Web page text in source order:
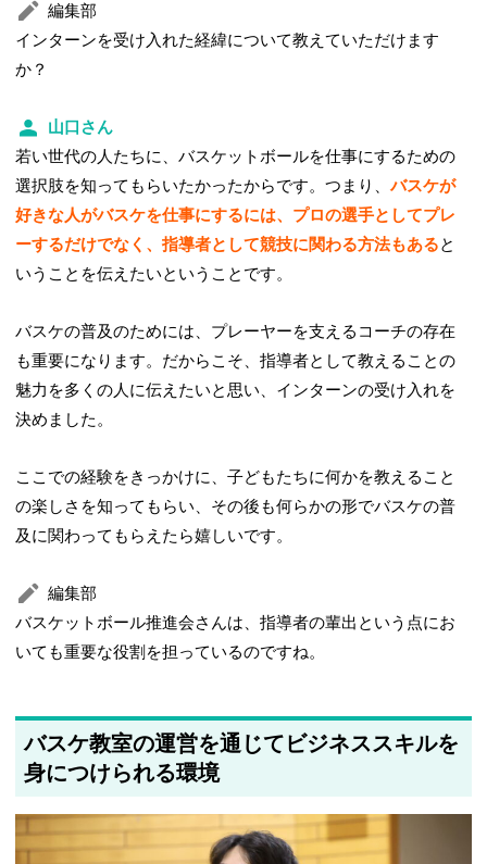
編集部
インターンを受け入れた経緯について教えていただけます
か？
山口さん
若い世代の人たちに、バスケットボールを仕事にするための
選択肢を知ってもらいたかったからです。つまり、バスケが
好きな人がバスケを仕事にするには、プロの選手としてプレ
ーするだけでなく、指導者として競技に関わる方法もあると
いうことを伝えたいということです。
バスケの普及のためには、プレーヤーを支えるコーチの存在
も重要になります。だからこそ、指導者として教えることの
魅力を多くの人に伝えたいと思い、インターンの受け入れを
決めました。
ここでの経験をきっかけに、子どもたちに何かを教えること
の楽しさを知ってもらい、その後も何らかの形でバスケの普
及に関わってもらえたら嬉しいです。
編集部
バスケットボール推進会さんは、指導者の輩出という点にお
いても重要な役割を担っているのですね。
バスケ教室の運営を通じてビジネススキルを
身につけられる環境